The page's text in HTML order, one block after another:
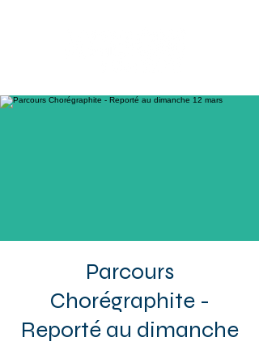
Parcours
Chorégraphite -
Reporté au dimanche